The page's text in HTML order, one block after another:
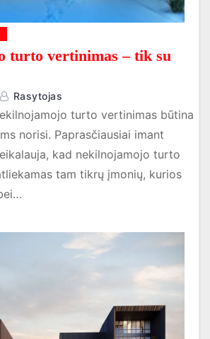
turto vertinimas – tik su
Rasytojas
turto vertinimas būtina
norisi. Paprasčiausiai imant
kad nekilnojamojo turto
tam tikrų įmonių, kurios